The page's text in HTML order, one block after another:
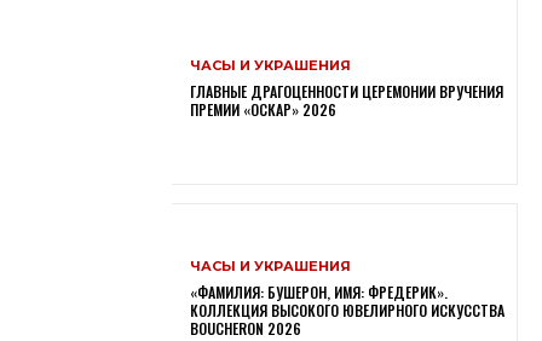
ЧАСЫ И УКРАШЕНИЯ
ГЛАВНЫЕ ДРАГОЦЕННОСТИ ЦЕРЕМОНИИ ВРУЧЕНИЯ
ПРЕМИИ «ОСКАР» 2026
ЧАСЫ И УКРАШЕНИЯ
«ФАМИЛИЯ: БУШЕРОН, ИМЯ: ФРЕДЕРИК».
КОЛЛЕКЦИЯ ВЫСОКОГО ЮВЕЛИРНОГО ИСКУССТВА
BOUCHERON 2026